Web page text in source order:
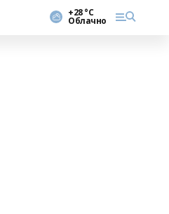
+28 °С
Облачно